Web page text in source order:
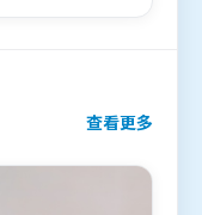
查看更多